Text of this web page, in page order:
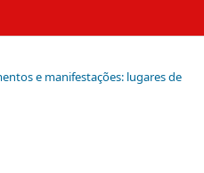
e manifestações: lugares de